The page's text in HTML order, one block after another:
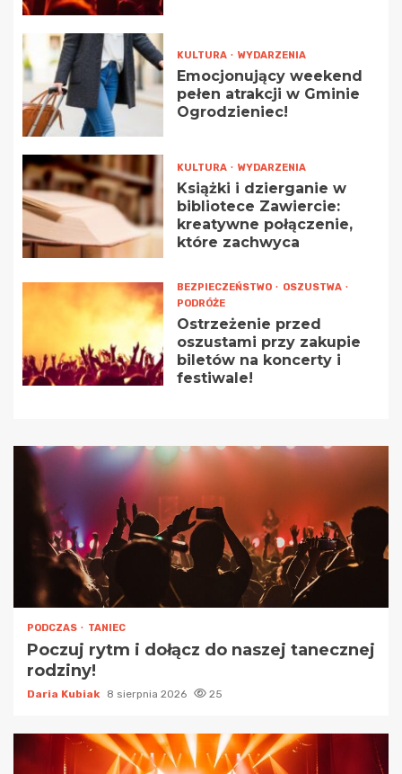
KULTURA WYDARZENIA
Emocjonujący weekend
pełen atrakcji w Gminie
Ogrodzieniec!
KULTURA WYDARZENIA
Książki i dzierganie w
bibliotece Zawiercie:
kreatywne połączenie,
które zachwyca
BEZPIECZEŃSTWO
OSZUSTWA
PODRÓŻE
Ostrzeżenie przed
oszustami przy zakupie
biletów na koncerty i
festiwale!
PODCZAS TANIEC
Poczuj rytm i dołącz do naszej tanecznej
rodziny!
Daria Kubiak 8 sierpnia 2026 25